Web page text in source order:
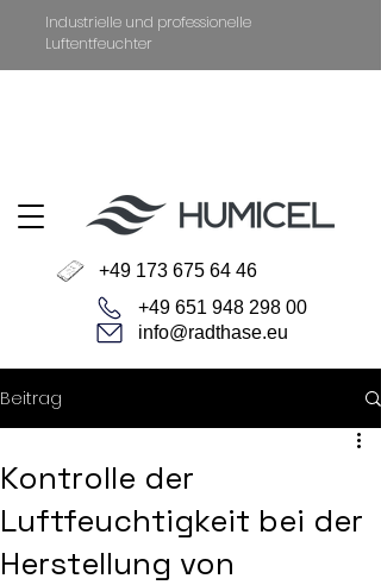
Industrielle und professionelle
Luftentfeuchter
+49 173 675 64 46
+49 651 948 298 00
info@radthase.eu
Beitrag
Kontrolle der
Luftfeuchtigkeit bei der
Herstellung von